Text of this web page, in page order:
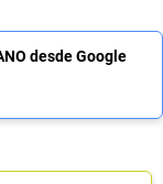
desde Google